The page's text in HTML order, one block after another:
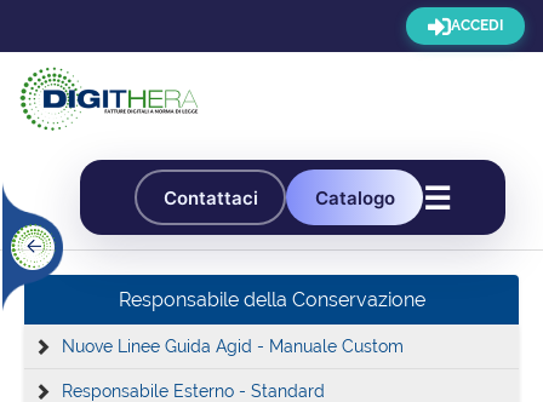
ACCEDI
Contattaci Catalogo ☰
Responsabile della Conservazione
Nuove Linee Guida Agid - Manuale Custom
Responsabile Esterno - Standard